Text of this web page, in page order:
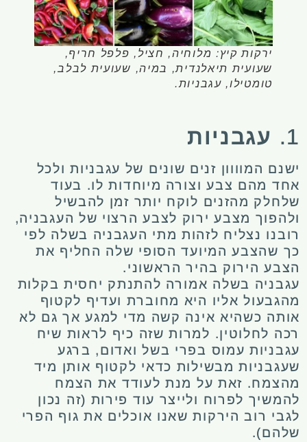
ירקות קיץ: מלוחיה, חציל, פלפל חריף,
שעועית תיאלנדית, במיה, שעועית לבלב,
טומטילו, עגבניות.
1. עגבניות
ישנם המוווון זנים שונים של עגבניות ולכל
אחד מהם צבע וצורה מיוחדות לו. בעוד
שלחלק מהזנים לוקח יותר זמן להבשיל
ולהפוך מצבע ירוק לצבע הרצוי של העגבניה,
רובנו נצליח לזהות מתי העגבניה בשלה לפי
כך שהצבע המיועד הסופי שלה החליף את
הצבע הירוק בהיר הראשוני.
עגבניה בשלה אמורה להתנתק יחסית בקלות
מהגבעול אליו היא מחוברת ועדיף לקטוף
אותה כשהיא אינה קשה מדי למגע אך גם לא
רכה לחלוטין. למרות שזה כיף לראות שיח
עגבניות עמוס בפרי בשל ואדום, ברגע
שעגבניות מבשילות כדאי לקטוף אותן מיד
מהצמח. זאת על מנת לעודד את הצמח
להמשיך לפרוח ולייצר עוד פירות (זה נכון
לגבי רוב הירקות שאנו אוכלים את גוף הפרי
שלהם).